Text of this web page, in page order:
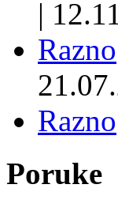
|
Razno
Razno
Poruke